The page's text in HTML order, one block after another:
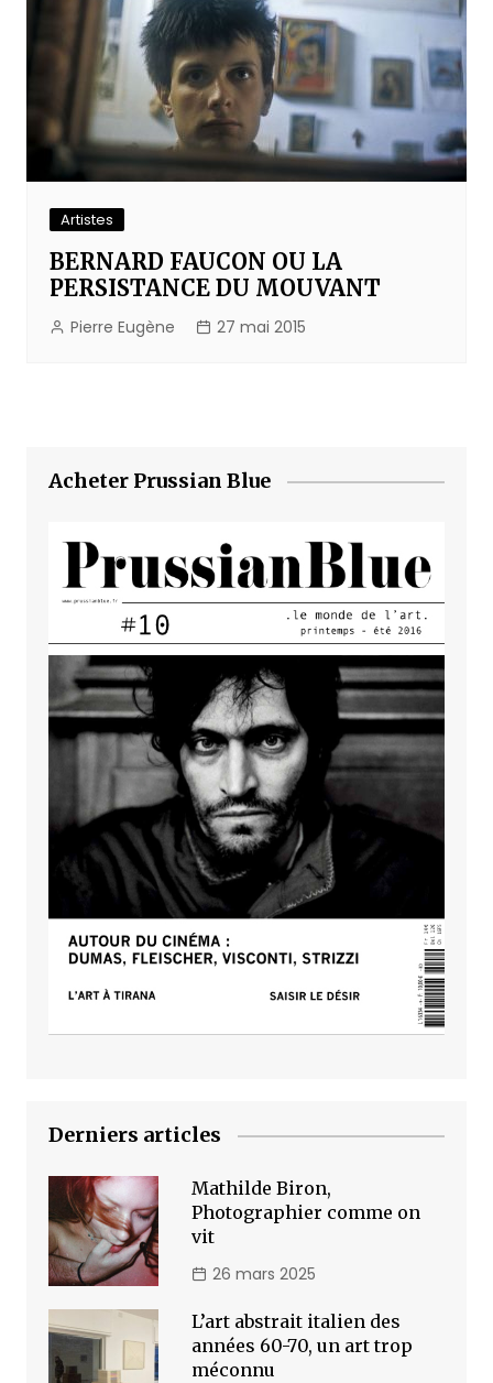
Artistes
BERNARD FAUCON OU LA
PERSISTANCE DU MOUVANT
Pierre Eugène 27 mai 2015
Acheter Prussian Blue
Derniers articles
Mathilde Biron,
Photographier comme on
vit
26 mars 2025
L’art abstrait italien des
années 60-70, un art trop
méconnu